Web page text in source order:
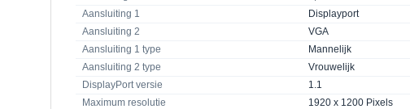
Aansluiting 1
Displayport
Aansluiting 2
VGA
Aansluiting 1 type
Mannelijk
Aansluiting 2 type
Vrouwelijk
DisplayPort versie
1.1
Maximum resolutie
1920 x 1200 Pixels